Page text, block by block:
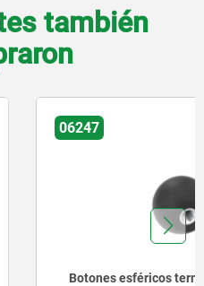
también
DIN 319 ampliada